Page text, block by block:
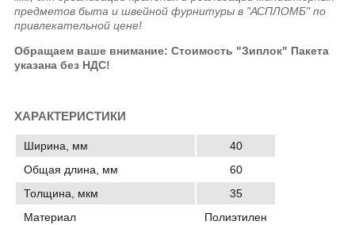
предметов быта и швейной фурнитуры в "АСПЛОМБ" по
привлекательной цене!
Обращаем ваше внимание: Стоимость "Зиплок" Пакета
указана без НДС!
ХАРАКТЕРИСТИКИ
Ширина, мм
40
Общая длина, мм
60
Толщина, мкм
35
Материал
Полиэтилен